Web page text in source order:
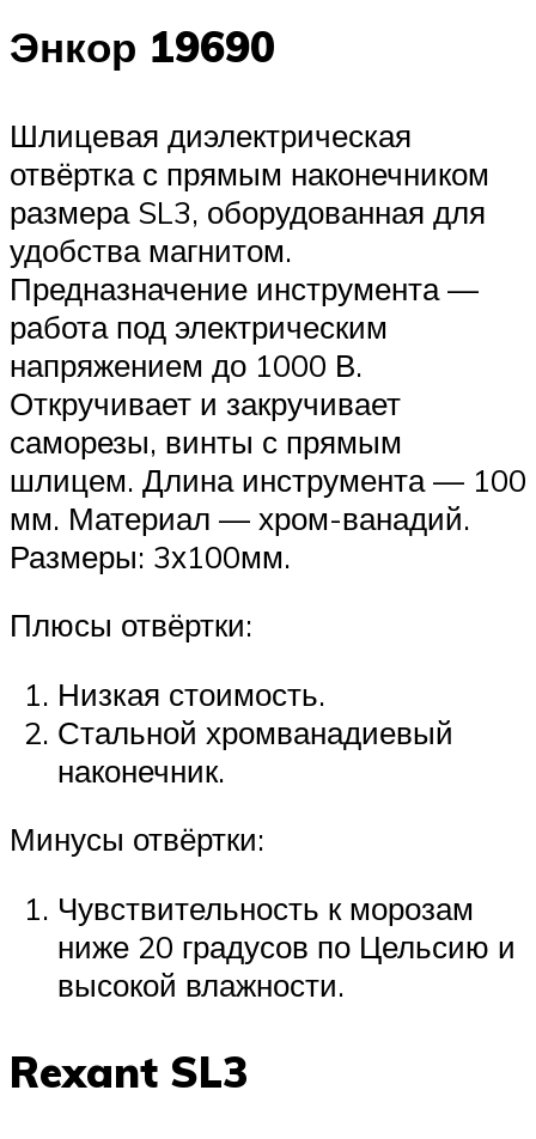
Энкор 19690
Шлицевая диэлектрическая
отвёртка с прямым наконечником
размера SL3, оборудованная для
удобства магнитом.
Предназначение инструмента —
работа под электрическим
напряжением до 1000 В.
Откручивает и закручивает
саморезы, винты с прямым
шлицем. Длина инструмента — 100
мм. Материал — хром-ванадий.
Размеры: 3х100мм.
Плюсы отвёртки:
Низкая стоимость.
Стальной хромванадиевый
наконечник.
Минусы отвёртки:
Чувствительность к морозам
ниже 20 градусов по Цельсию и
высокой влажности.
Rexant SL3